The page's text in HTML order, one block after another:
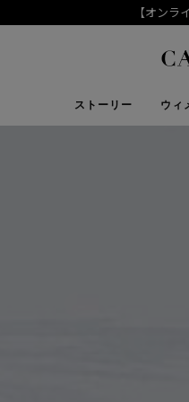
【オンラ
ストーリー ウィ